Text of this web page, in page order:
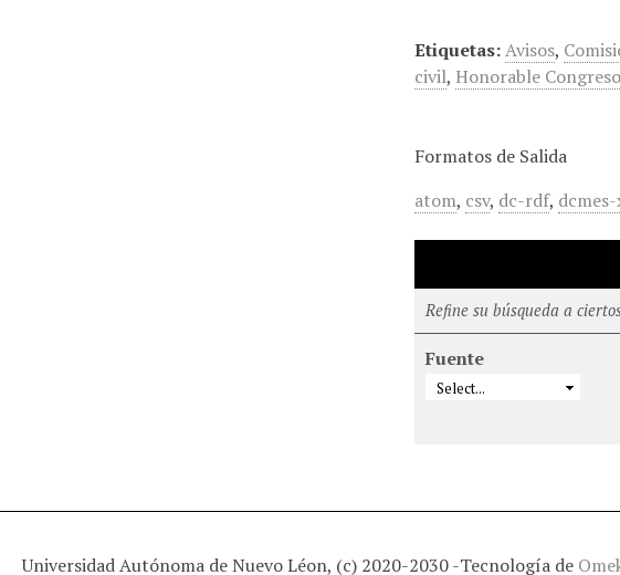
Etiquetas:Avisos,
civil, Honorable
Formatos de Salida
atom, csv, dc-rdf,
Refine su búsqueda a
Fuente
Universidad Autónoma de Nuevo Léon, (c) 2020-2030 -Tecnología de